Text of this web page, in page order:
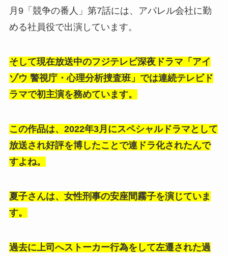
月9「競争の番人」第7話には、アパレル会社に勤
める社員役で出演しています。
そして現在放送中のフジテレビ深夜ドラマ「アイ
ゾウ 警視庁・心理分析捜査班」では連続テレビド
ラマで初主演を務めています。
この作品は、2022年3月にスペシャルドラマとして
放送され好評を博したことで連ドラ化されたんで
すよね。
夏子さんは、女性刑事の安座間霧子を演じていま
す。
過去に上司へストーカー行為をして左遷された過